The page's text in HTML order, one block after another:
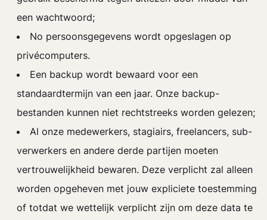
een wachtwoord;
No persoonsgegevens wordt opgeslagen op
privécomputers.
Een backup wordt bewaard voor een
standaardtermijn van een jaar. Onze backup-
bestanden kunnen niet rechtstreeks worden gelezen;
Al onze medewerkers, stagiairs, freelancers, sub-
verwerkers en andere derde partijen moeten
vertrouwelijkheid bewaren. Deze verplicht zal alleen
worden opgeheven met jouw expliciete toestemming
of totdat we wettelijk verplicht zijn om deze data te